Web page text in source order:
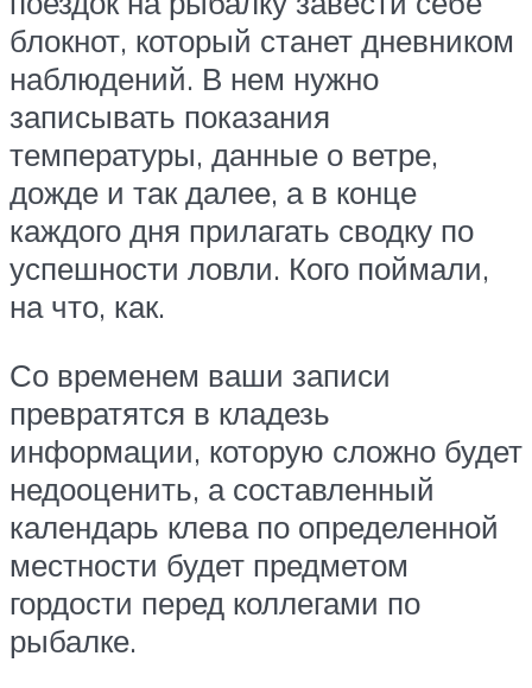
блокнот, который станет дневником
наблюдений. В нем нужно
записывать показания
температуры, данные о ветре,
дожде и так далее, а в конце
каждого дня прилагать сводку по
успешности ловли. Кого поймали,
на что, как.
Со временем ваши записи
превратятся в кладезь
информации, которую сложно будет
недооценить, а составленный
календарь клева по определенной
местности будет предметом
гордости перед коллегами по
рыбалке.